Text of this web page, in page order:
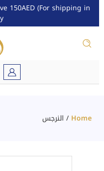
150AED (For shipping in
Home
/ النرجس